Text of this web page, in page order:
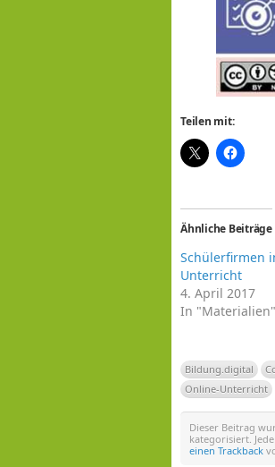
Teilen mit:
Ähnliche Beiträge
Schülerfirmen
Unterricht
4. April 2017
In "Materialien"
Bildung.digital
Online-Unterricht
Dieser Beitrag
kategorisiert.
einen Trackback